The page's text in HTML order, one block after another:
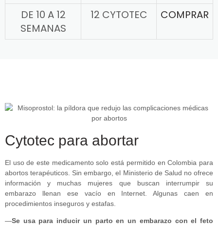
DE 10 A 12
SEMANAS
12 CYTOTEC COMPRAR
Cytotec para abortar
El uso de este medicamento solo está permitido en Colombia para
abortos terapéuticos. Sin embargo, el Ministerio de Salud no ofrece
información y muchas mujeres que buscan interrumpir su
embarazo llenan ese vacío en Internet. Algunas caen en
procedimientos inseguros y estafas.
—Se usa para inducir un parto en un embarazo con el feto